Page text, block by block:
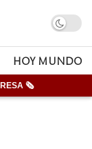
HOY MUNDO
🗞